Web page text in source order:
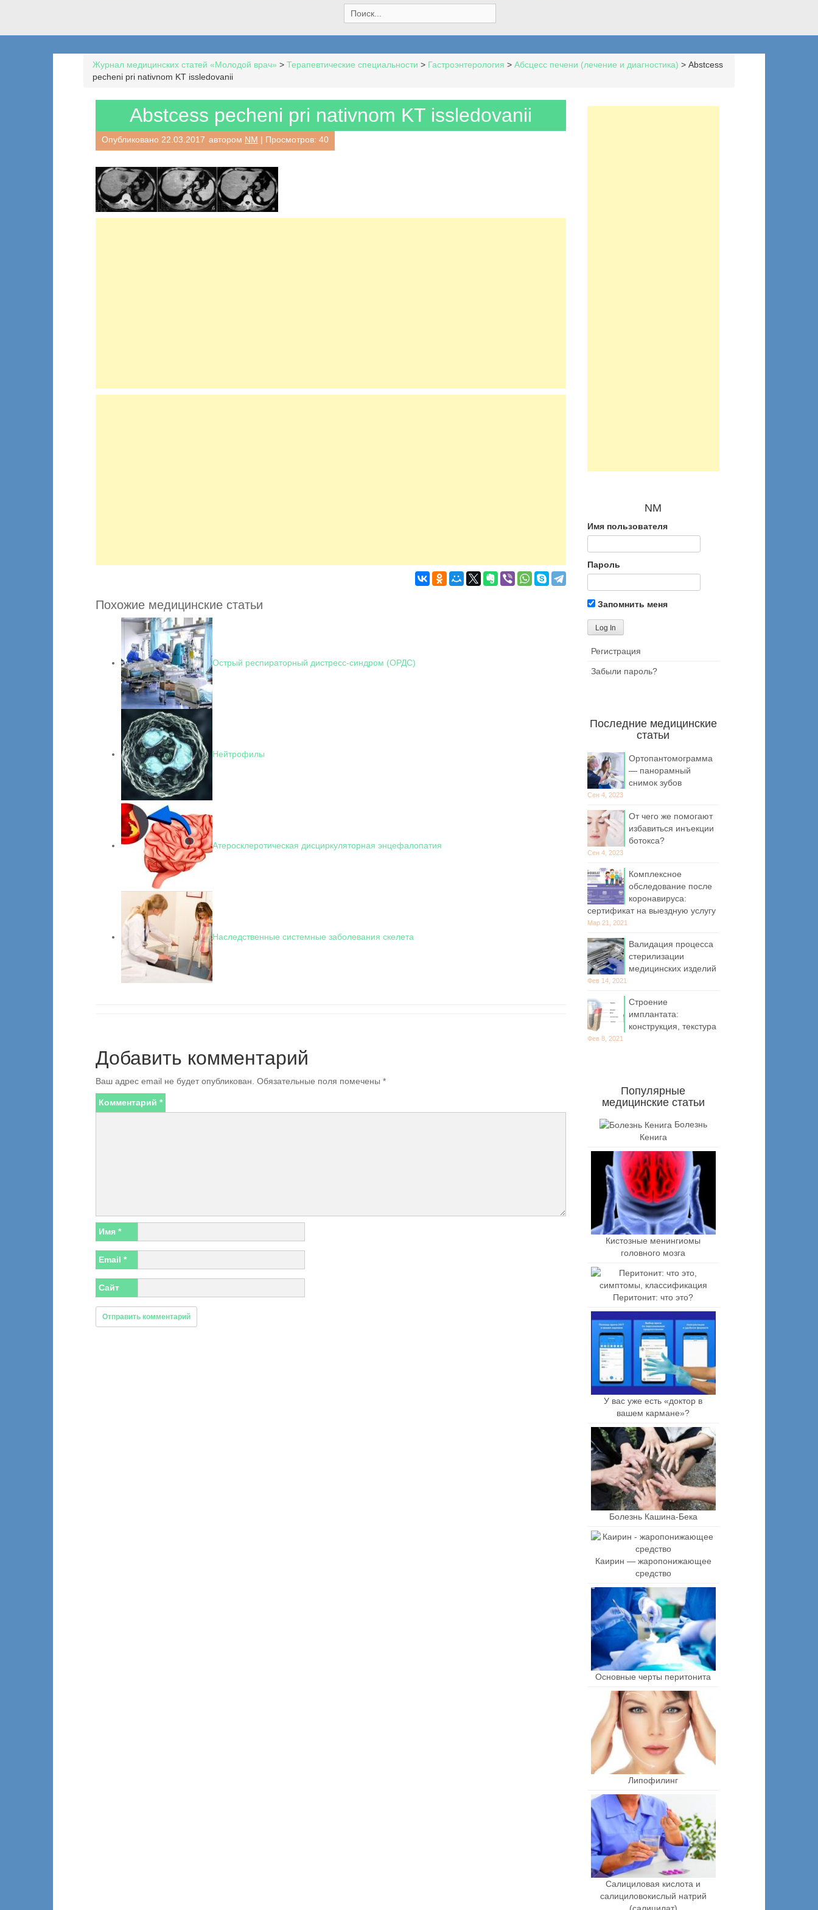
e
a
h
r
Журнал медицинских статей «Молодой врач» > Терапевтические специальности > Гастроэнтерология > Абсцесс печени (лечение и диагностика) > Abstcess
pecheni pri nativnom KT issledovanii
Abstcess pecheni pri nativnom KT issledovanii
Опубликовано 22.03.2017 автором NM | Просмотров: 40
Похожие медицинские статьи
Острый респираторный дистресс-синдром (ОРДС)
Нейтрофилы
Атеросклеротическая дисциркуляторная энцефалопатия
Наследственные системные заболевания скелета
Добавить комментарий
Ваш адрес email не будет опубликован. Обязательные поля помечены *
Комментарий *
Имя *
Email *
Сайт
NM
Имя пользователя
Пароль
Запомнить меня
Регистрация
Забыли пароль?
Последние медицинские
статьи
Ортопантомограмма
— панорамный
снимок зубов
Сен 4, 2023
От чего же помогают
избавиться инъекции
ботокса?
Сен 4, 2023
Комплексное
обследование после
коронавируса:
сертификат на выездную услугу
Мар 21, 2021
Валидация процесса
стерилизации
медицинских изделий
Фев 14, 2021
Строение
имплантата:
конструкция, текстура
Фев 8, 2021
Популярные
медицинские статьи
Болезнь
Кенига
Кистозные менингиомы
головного мозга
Перитонит: что это?
У вас уже есть «доктор в
вашем кармане»?
Болезнь Кашина-Бека
Каирин — жаропонижающее
средство
Основные черты перитонита
Липофилинг
Салициловая кислота и
салициловокислый натрий